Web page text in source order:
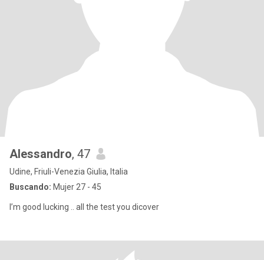
Alessandro, 47
Udine, Friuli-Venezia Giulia, Italia
Buscando: Mujer 27 - 45
I’m good lucking .. all the test you dicover